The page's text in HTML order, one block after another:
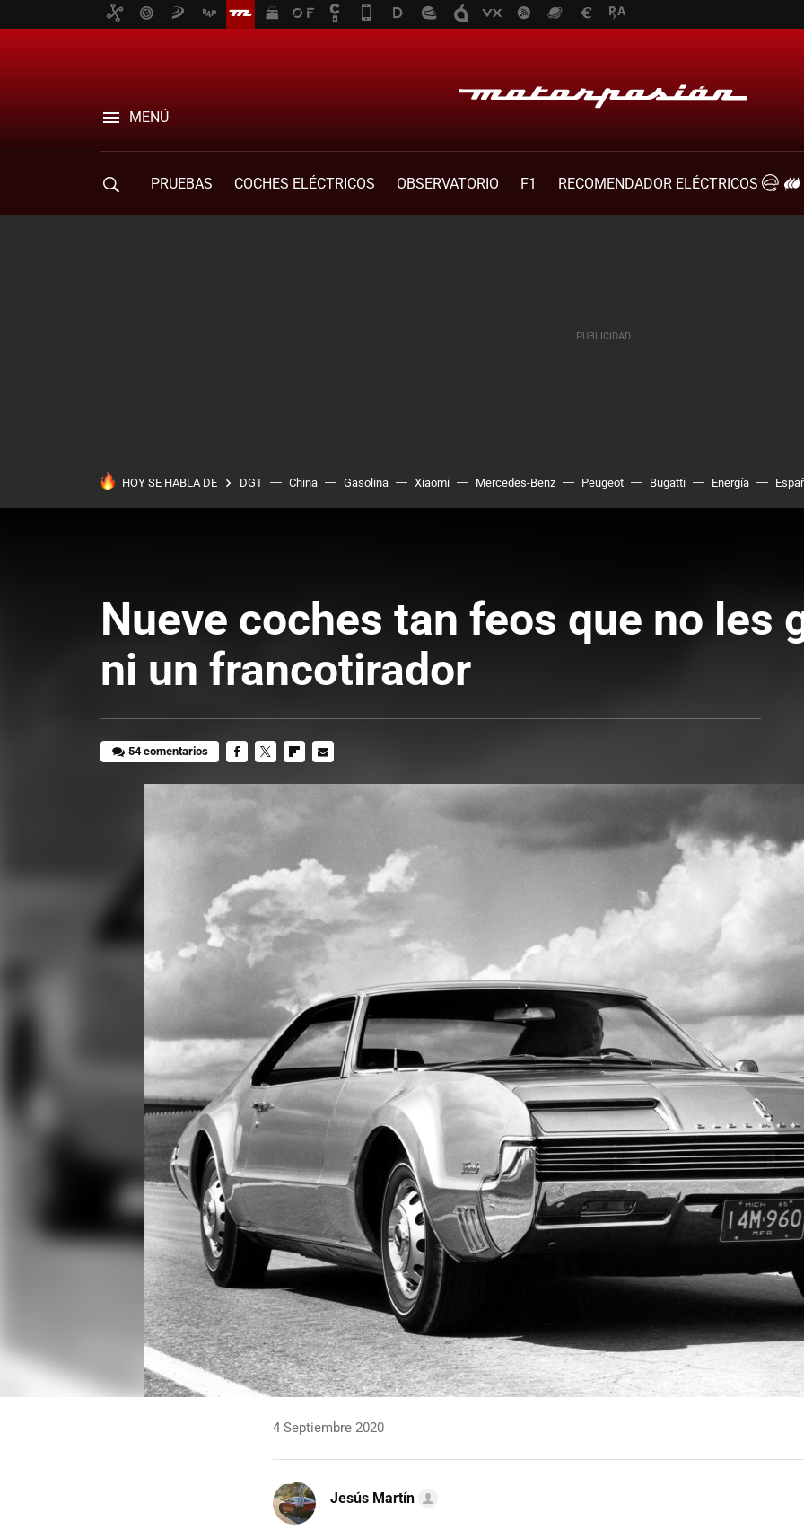
MENÚ
PRUEBAS COCHES ELÉCTRICOS OBSERVATORIO F1
RECOMENDADOR ELÉCTRICOS
HOY SE HABLA DE DGT China Gasolina Xiaomi Mercedes-Benz Peugeot Bugatti Energía
Nueve coches tan feos que no les
ni un francotirador
54 comentarios
4 Septiembre 2020
Jesús Martín